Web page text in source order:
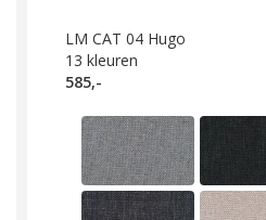
LM CAT 04 Hugo
13 kleuren
585,-